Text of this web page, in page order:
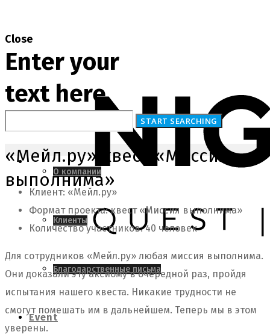
О компании
Клиенты
Благодарственные письма
Event
Close
Enter your
text here
«Мейл.ру» квест «Миссия
выполнима»
Клиент: «Мейл.ру»
Формат проекта: квест «Миссия выполнима»
Количество участников: 40 человек
Для сотрудников «Мейл.ру» любая миссия выполнима.
Они доказали эту аксиому в очередной раз, пройдя
испытания нашего квеста. Никакие трудности не
смогут помешать им в дальнейшем. Теперь мы в этом
уверены.